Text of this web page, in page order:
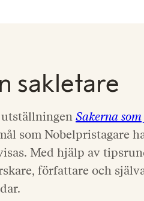
sakletare
Sakerna
som Nobelpristagare
Med hjälp av
författare och